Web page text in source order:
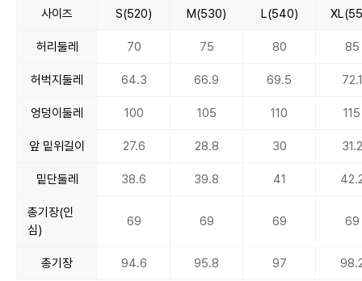
사이즈 S(520) M(530) L(540)
허리둘레 70 75 80 85
허벅지둘레 64.3 66.9 69.5 72.1
엉덩이둘레 100 105 110 115
앞 밑위길이 27.6 28.8 30 31.2
밑단둘레 38.6 39.8 41
총기장(인
심)
69 69 69 69
총기장 94.6 95.8 97